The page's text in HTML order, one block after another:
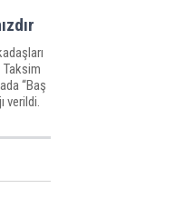
Taksim
“Baş
verildi.